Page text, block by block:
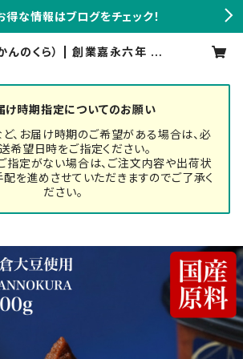
得な情報はブログをチェック！
んのくら） | 創業嘉永六年 錦
時期指定についてのお願い
、お届け時期のご希望がある場合は、必
希望日時をご指定ください。
指定がない場合は、ご注文内容や出荷状
を進めさせていただきますのでご了承く
ださい。